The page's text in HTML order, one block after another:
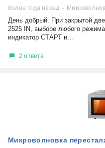
более года назад
День добрый. При закрытой
2525 IN, выборе любого
индикатор СТАРТ и...
2 ответа
Микроволновка